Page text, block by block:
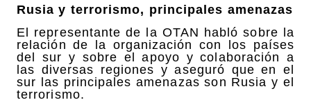
Rusia y terrorismo, principales amenazas
El representante de la OTAN habló sobre la
relación de la organización con los países
del sur y sobre el apoyo y colaboración a
las diversas regiones y aseguró que en el
sur las principales amenazas son Rusia y el
terrorismo.